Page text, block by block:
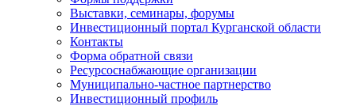
Выставки, семинары, форумы
Инвестиционный портал Курганской области
Контакты
Форма обратной связи
Ресурсоснабжающие организации
Муниципально-частное партнерство
Инвестиционный профиль